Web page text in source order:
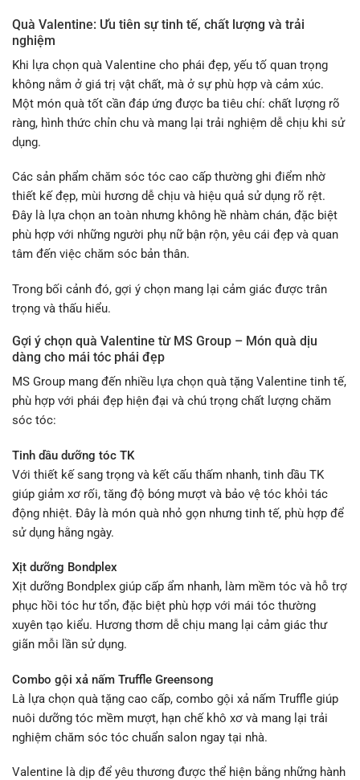
Quà Valentine: Ưu tiên sự tinh tế, chất lượng và trải
nghiệm
Khi lựa chọn quà Valentine cho phái đẹp, yếu tố quan trọng
không nằm ở giá trị vật chất, mà ở sự phù hợp và cảm xúc.
Một món quà tốt cần đáp ứng được ba tiêu chí: chất lượng rõ
ràng, hình thức chỉn chu và mang lại trải nghiệm dễ chịu khi sử
dụng.
Các sản phẩm chăm sóc tóc cao cấp thường ghi điểm nhờ
thiết kế đẹp, mùi hương dễ chịu và hiệu quả sử dụng rõ rệt.
Đây là lựa chọn an toàn nhưng không hề nhàm chán, đặc biệt
phù hợp với những người phụ nữ bận rộn, yêu cái đẹp và quan
tâm đến việc chăm sóc bản thân.
Trong bối cảnh đó, gợi ý chọn mang lại cảm giác được trân
trọng và thấu hiểu.
Gợi ý chọn quà Valentine từ MS Group – Món quà dịu
dàng cho mái tóc phái đẹp
MS Group mang đến nhiều lựa chọn quà tặng Valentine tinh tế,
phù hợp với phái đẹp hiện đại và chú trọng chất lượng chăm
sóc tóc:
Tinh dầu dưỡng tóc TK
Với thiết kế sang trọng và kết cấu thấm nhanh, tinh dầu TK
giúp giảm xơ rối, tăng độ bóng mượt và bảo vệ tóc khỏi tác
động nhiệt. Đây là món quà nhỏ gọn nhưng tinh tế, phù hợp để
sử dụng hằng ngày.
Xịt dưỡng Bondplex
Xịt dưỡng Bondplex giúp cấp ẩm nhanh, làm mềm tóc và hỗ trợ
phục hồi tóc hư tổn, đặc biệt phù hợp với mái tóc thường
xuyên tạo kiểu. Hương thơm dễ chịu mang lại cảm giác thư
giãn mỗi lần sử dụng.
Combo gội xả nấm Truffle Greensong
Là lựa chọn quà tặng cao cấp, combo gội xả nấm Truffle giúp
nuôi dưỡng tóc mềm mượt, hạn chế khô xơ và mang lại trải
nghiệm chăm sóc tóc chuẩn salon ngay tại nhà.
Valentine là dịp để yêu thương được thể hiện bằng những hành